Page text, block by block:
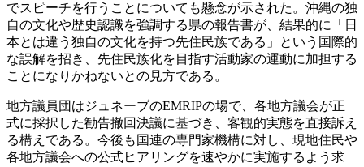
でスピーチを行うことについても懸念が示された。沖縄の独
自の文化や歴史認識を強調する県の報告書が、結果的に「日
本とは違う独自の文化を持つ先住民族である」という国際的
な誤解を招き、先住民族化を目指す活動家の運動に加担する
ことになりかねないとの見方である。
地方議員団はジュネーブのEMRIPの場で、各地方議会が正
式に採択した勧告撤回決議に基づき、客観的実態を直接訴え
る構えである。今後も国連の専門家機構に対し、現地住民や
各地方議会への公式ヒアリングを速やかに実施するよう求